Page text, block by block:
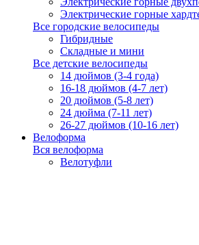
Электрические горные
Все городские велосипеды
Гибридные
Складные и мини
Все детские велосипеды
14 дюймов (3-4 года)
16-18 дюймов (4-7 лет)
20 дюймов (5-8 лет)
24 дюйма (7-11 лет)
26-27 дюймов (10-16 лет)
Велоформа
Вся велоформа
Велотуфли